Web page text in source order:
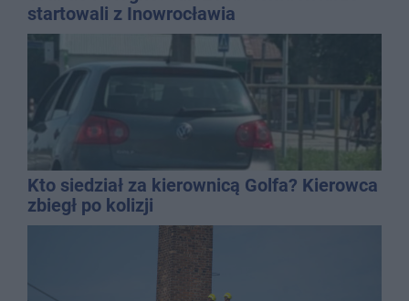
startowali z Inowrocławia
Kto siedział za kierownicą Golfa? Kierowca
zbiegł po kolizji